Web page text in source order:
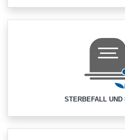
STERBEFALL UND